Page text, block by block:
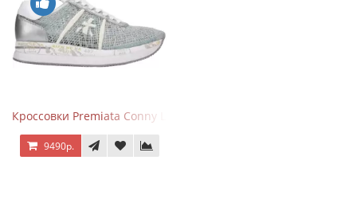
Кроссовки Premiata Conny Lace Blue Silver
9490р.